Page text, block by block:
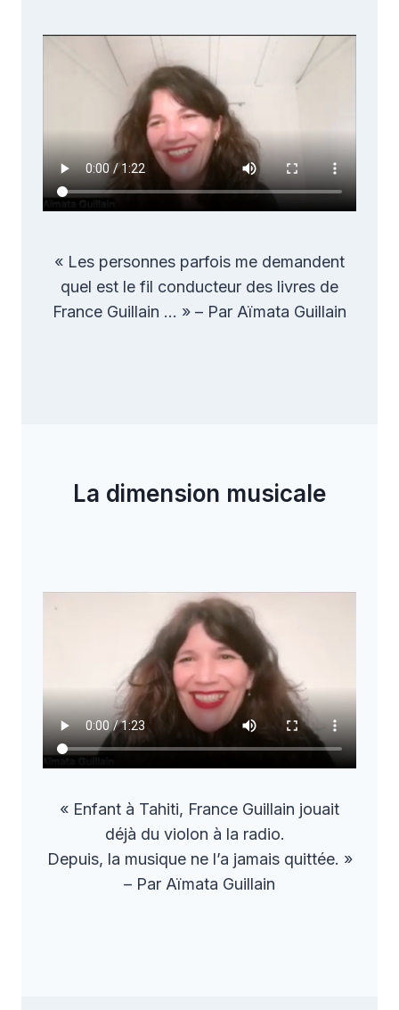
« Les personnes parfois me demandent
quel est le fil conducteur des livres de
France Guillain … » – Par Aïmata Guillain
La dimension musicale
« Enfant à Tahiti, France Guillain jouait
déjà du violon à la radio.
Depuis, la musique ne l’a jamais quittée. »
– Par Aïmata Guillain